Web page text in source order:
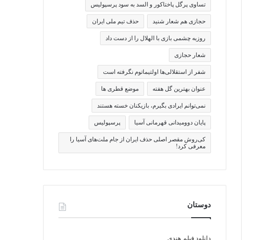
تساوی پرگل پاختاکور و السد به سود پرسپولیس
حجازی هم شعار شنید حذف تیم ملی ایران
روزبه چشمی بازی با الهلال را از دست داد
شعار حجازی
شفر از استقلالی‌ها اولتیماتوم نگرفته است
عنوان بهترین گل هفته موضع قطری ها
نمی‌توانم ایرادی بگیرم، بازیکنان خسته هستند
پایان دوومیدانی قهرمانی آسیا پرسپولیس
کی‌روش مقصر اصلی حذف ایران از جام ملت‌های آسیا را
معرفی کرد!
دوستان
دانلود فیلم هندی